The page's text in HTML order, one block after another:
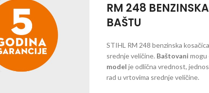
RM 248
BAŠTU
STIHL RM 248 benzinska
srednje veličine. Baštovani mogu
model je odlična vrednost,
rad u vrtovima srednje veličine.